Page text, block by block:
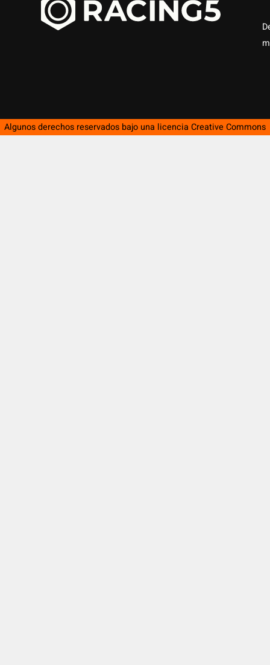
Algunos derechos reservados bajo una licencia Creative Commons